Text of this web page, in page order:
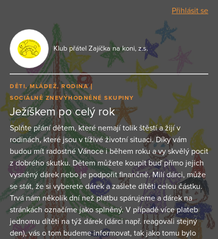
Přihlásit se
Klub přátel Zajíčka na koni, z.s.
DĚTI, MLÁDEŽ, RODINA
SOCIÁLNĚ ZNEVÝHODNĚNÉ SKUPINY
Ježíškem po celý rok
Splňte přání dětem, které nemají tolik štěstí a žijí v
rodinách, které jsou v tíživé životní situaci. Díky vám
budou mít radostné Vánoce i během roku a vy skvělý pocit
z dobrého skutku. Dětem můžete koupit buď přímo jejich
vysněný dárek nebo je podpořit finančně. Milí dárci, může
se stát, že si vyberete dárek a zašlete dítěti celou částku.
Trvá nám několik dní než platbu spárujeme a dárek na
stránkách označíme jako splněný. V případě více plateb
jednomu dítěti na týž dárek (dárci např. reagovali stejný
den), vás o tom budeme informovat, tak jako tomu bylo